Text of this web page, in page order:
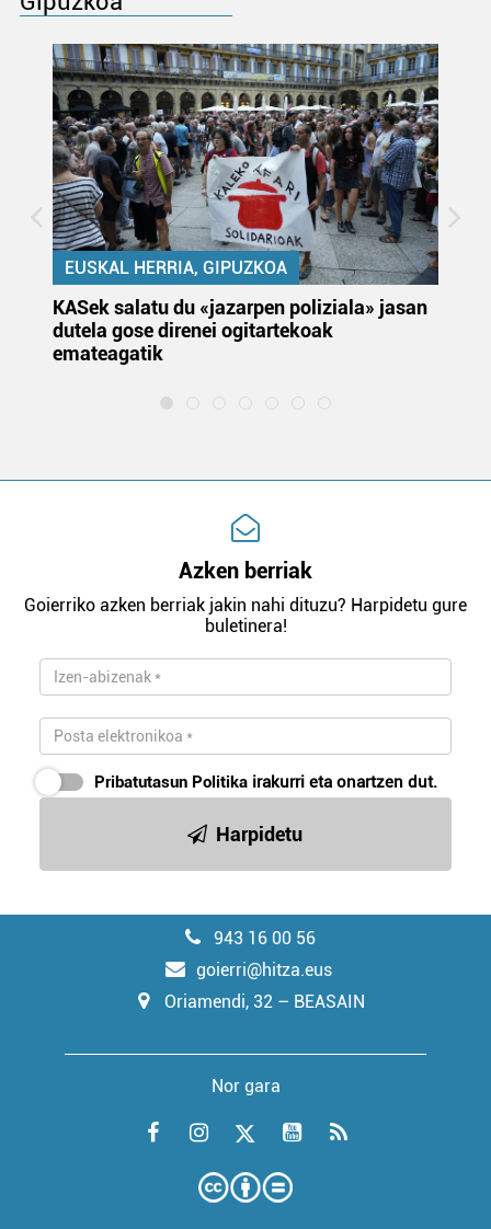
EUSKAL HERRIA, GIPUZKOA
KASek salatu du «jazarpen poliziala» jasan
dutela gose direnei ogitartekoak
emateagatik
Azken berriak
Goierriko azken berriak jakin nahi dituzu? Harpidetu gure
buletinera!
Pribatutasun Politika irakurri eta onartzen dut.
Harpidetu
943 16 00 56
goierri@hitza.eus
Oriamendi, 32 – BEASAIN
Nor gara